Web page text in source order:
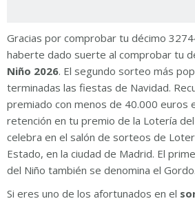
Gracias por comprobar tu décimo
haberte dado suerte al comprobar tu
Niño 2026. El segundo sorteo más
terminadas las fiestas de Navidad.
premiado con menos de 40.000 euros
retención en tu premio de la Lotería
celebra en el salón de sorteos de
Estado, en la ciudad de Madrid. El
del Niño también se denomina el Gordo.
Si eres uno de los afortunados en el